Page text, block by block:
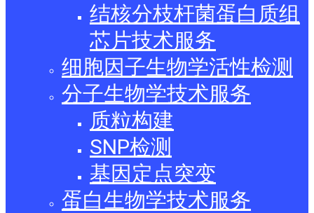
结核分枝杆菌蛋白质组
芯片技术服务
细胞因子生物学活性检测
分子生物学技术服务
质粒构建
SNP检测
基因定点突变
蛋白生物学技术服务